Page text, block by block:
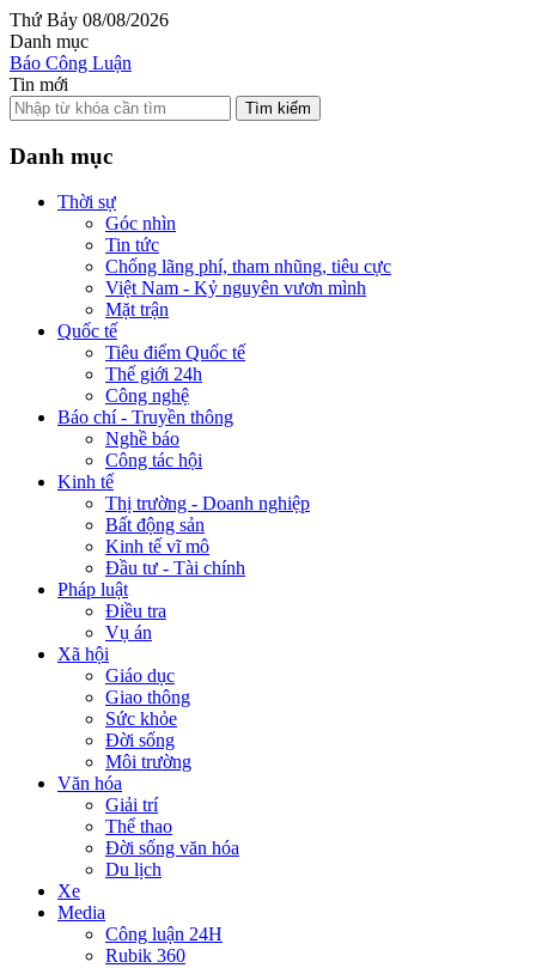
Thứ Bảy 08/08/2026
Danh mục
Báo Công Luận
Tin mới
Tìm kiếm
Danh mục
Thời sự
Góc nhìn
Tin tức
Chống lãng phí, tham nhũng, tiêu cực
Việt Nam - Kỷ nguyên vươn mình
Mặt trận
Quốc tế
Tiêu điểm Quốc tế
Thế giới 24h
Công nghệ
Báo chí - Truyền thông
Nghề báo
Công tác hội
Kinh tế
Thị trường - Doanh nghiệp
Bất động sản
Kinh tế vĩ mô
Đầu tư - Tài chính
Pháp luật
Điều tra
Vụ án
Xã hội
Giáo dục
Giao thông
Sức khỏe
Đời sống
Môi trường
Văn hóa
Giải trí
Thể thao
Đời sống văn hóa
Du lịch
Xe
Media
Công luận 24H
Rubik 360